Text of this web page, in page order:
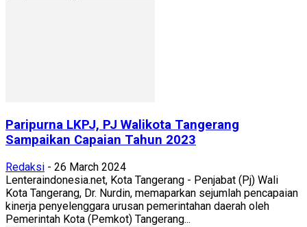
Paripurna LKPJ, PJ Walikota Tangerang
Sampaikan Capaian Tahun 2023
Redaksi - 26 March 2024
Lenteraindonesia.net, Kota Tangerang - Penjabat (Pj) Wali
Kota Tangerang, Dr. Nurdin, memaparkan sejumlah pencapaian
kinerja penyelenggara urusan pemerintahan daerah oleh
Pemerintah Kota (Pemkot) Tangerang...